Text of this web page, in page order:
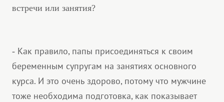
встречи или занятия?
- Как правило, папы присоединяться к своим
беременным супругам на занятиях основного
курса. И это очень здорово, потому что мужчине
тоже необходима подготовка, как показывает